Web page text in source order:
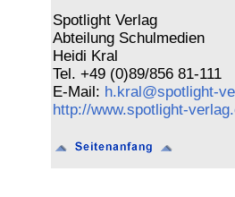
Spotlight Verlag
Abteilung Schulmedien
Heidi Kral
Tel. +49 (0)89/856 81-111
E-Mail: h.kral@spotlight-
http://www.spotlight-